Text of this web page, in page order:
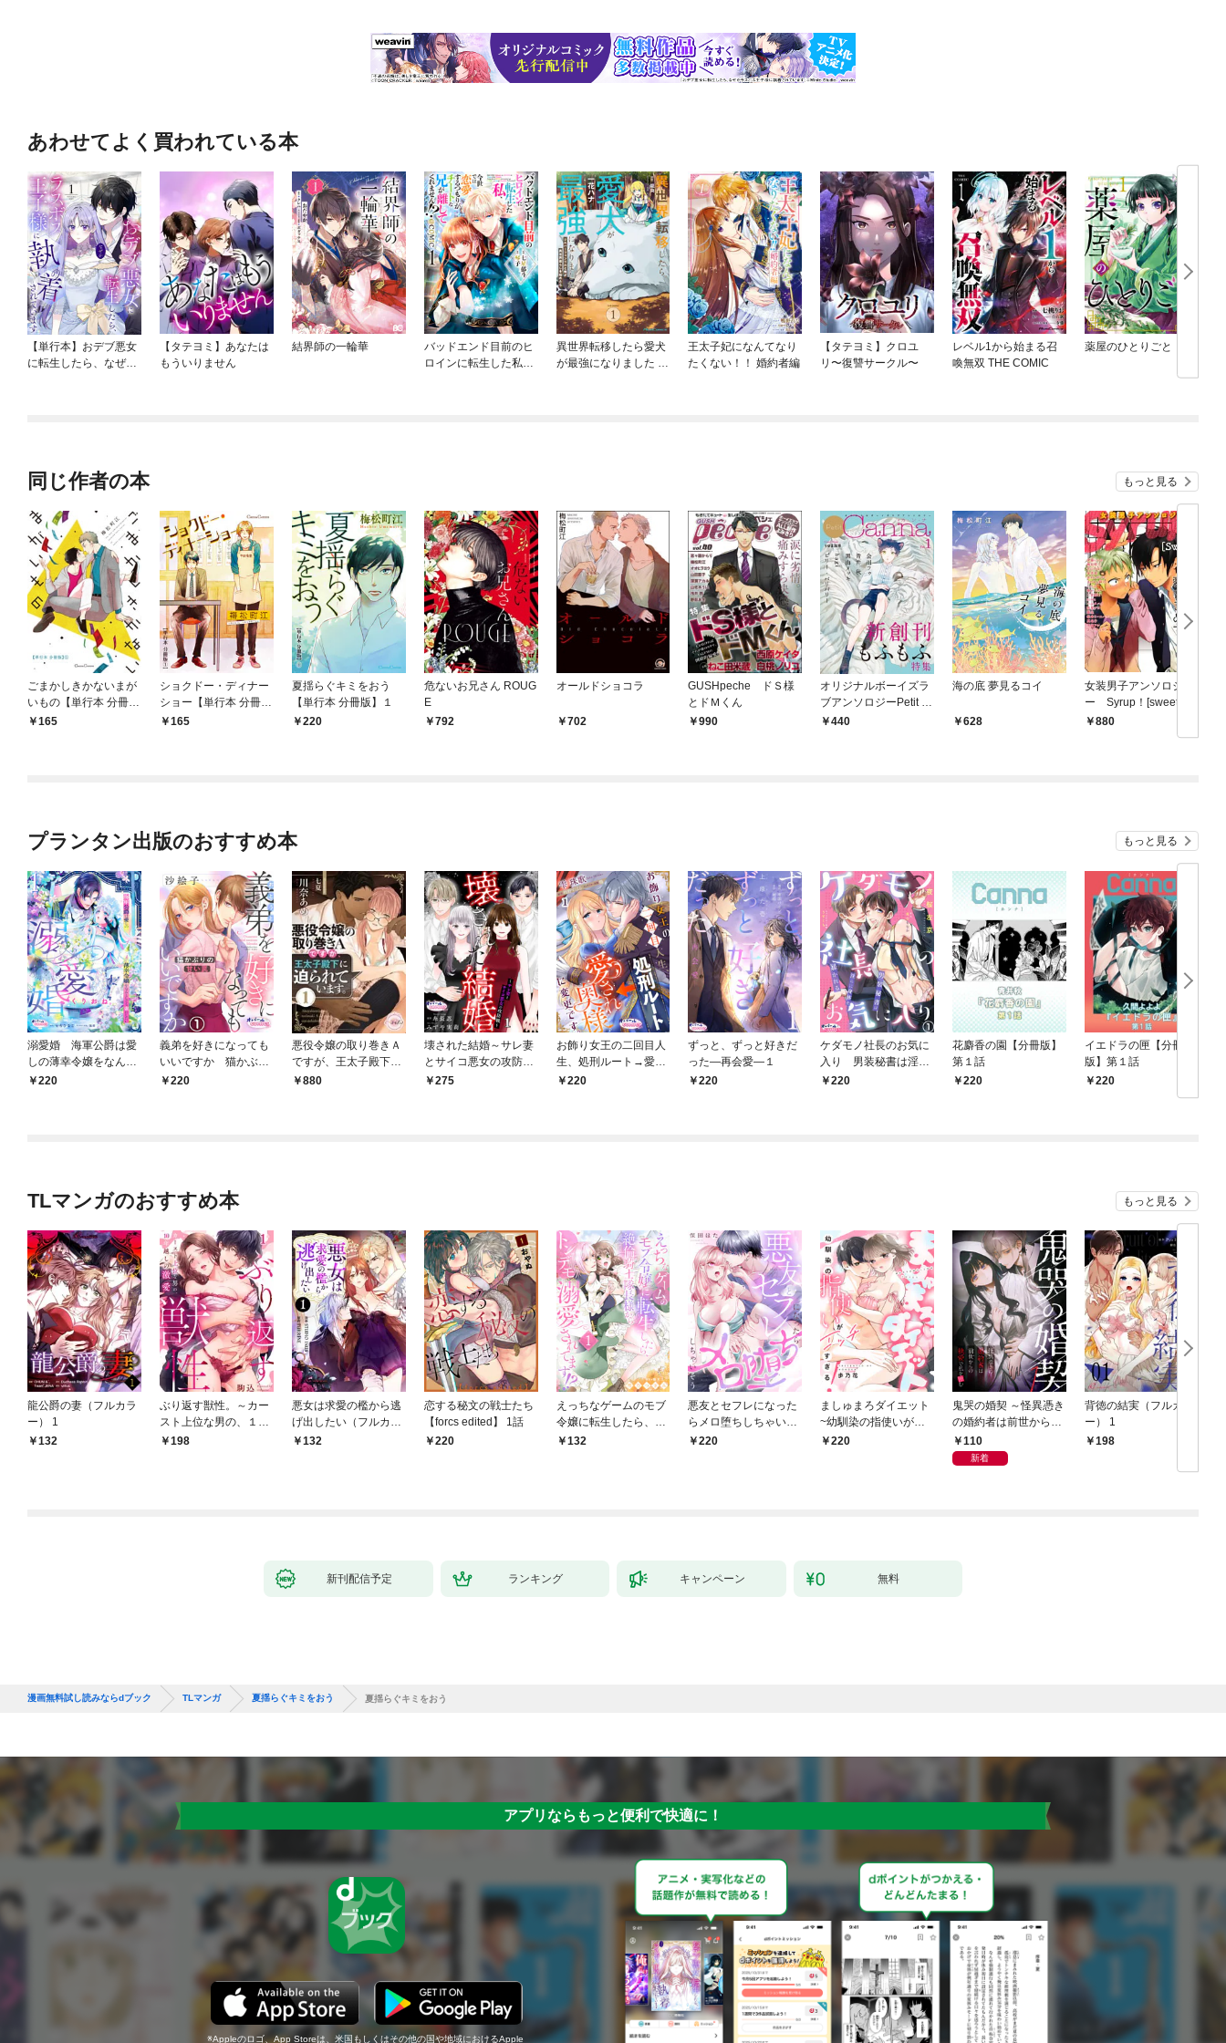
あわせてよく買われている本
【単行本】おデブ悪女
に転生したら、なぜか
【タテヨミ】あなたは
もういりません
結界師の一輪華
バッドエンド目前のヒ
ロインに転生した私、
異世界転移したら愛犬
が最強になりました ～
王太子妃になんてなり
たくない！！ 婚約者編
【タテヨミ】クロユ
リ〜復讐サークル〜
レベル1から始まる召
喚無双 THE COMIC
薬屋のひとりごと
同じ作者の本 もっと見る
ごまかしきかないまが
いもの【単行本 分冊
版】１
165
ショクドー・ディナー
ショー【単行本 分冊
版】１
165
夏揺らぐキミをおう
【単行本 分冊版】１
220
危ないお兄さん ROUG
E
792
オールドショコラ
702
GUSHpeche ドＳ様
とドＭくん
990
オリジナルボーイズラ
ブアンソロジーPetit C
anna Vol.1
440
海の底 夢見るコイ
628
女装男子アンソロジ
ー Syrup！[sweet]
880
プランタン出版のおすすめ本 もっと見る
溺愛婚 海軍公爵は愛
しの薄幸令嬢をなんと
しても妻にしたい１
220
義弟を好きになっても
いいですか 猫かぶり
の甘い罠１
220
悪役令嬢の取り巻きＡ
ですが、王太子殿下に
迫られています。①
880
壊された結婚～サレ妻
とサイコ悪女の攻防戦
～１275
お飾り女王の二回目人
生、処刑ルート→愛さ
れ奥様に変更です。１
220
ずっと、ずっと好きだ
った―再会愛―１
220
ケダモノ社長のお気に
入り 男装秘書は淫ら
に身体を暴かれる１
220
花麝香の園【分冊版】
第１話
220
イエドラの匣【分冊
版】第１話
220
TLマンガのおすすめ本 もっと見る
龍公爵の妻（フルカラ
ー） 1
132
ぶり返す獣性。～カー
スト上位な男の、１０
年越しの激愛１
198
悪女は求愛の檻から逃
げ出したい（フルカラ
ー） 1
132
恋する秘文の戦士たち
【forcs edited】 1話
220
えっちなゲームのモブ
令嬢に転生したら、絶
倫騎士隊長様からトン
132
悪友とセフレになった
らメロ堕ちしちゃいそ
う(1)
220
ましゅまろダイエット
~幼馴染の指使いがエ
ッチすぎる！~(1)
220
鬼哭の婚契 ～怪異憑き
の婚約者は前世からの
執愛で私を蝕む～
（1）
110
新着
背徳の結実（フルカラ
ー） 1
198
新刊配信予定 ランキング キャンペーン 無料
漫画無料試し読みならdブック TLマンガ 夏揺らぐキミをおう 夏揺らぐキミをおう
アプリならもっと便利で快適に！
Appleのロゴ、App Storeは、米国もしくはその他の国や地域におけるApple